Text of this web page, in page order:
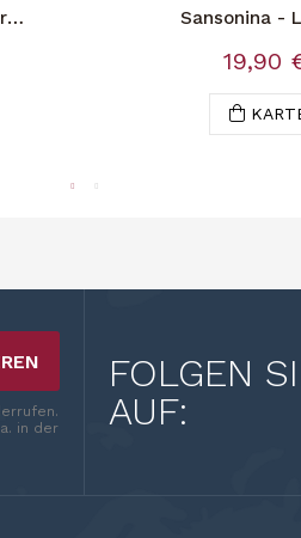
Sansonina -
19,90
in der
FOLGEN
AUF: